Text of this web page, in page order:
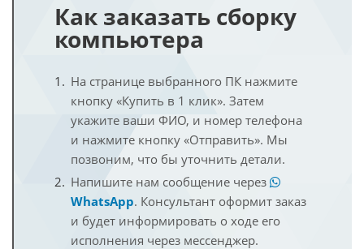
Как заказать сборку
компьютера
На странице выбранного ПК нажмите
кнопку «Купить в 1 клик». Затем
укажите ваши ФИО, и номер телефона
и нажмите кнопку «Отправить». Мы
позвоним, что бы уточнить детали.
Напишите нам сообщение через
WhatsApp. Консультант оформит заказ
и будет информировать о ходе его
исполнения через мессенджер.